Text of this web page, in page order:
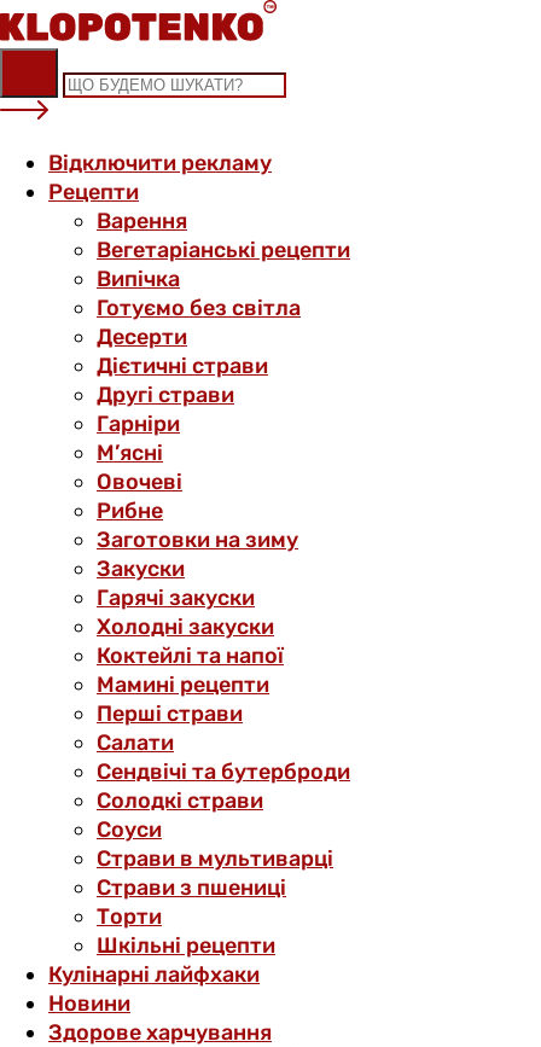
Skip
to
content
Відключити рекламу
Рецепти
Варення
Вегетаріанські рецепти
Випічка
Готуємо без світла
Десерти
Дієтичні страви
Другі страви
Гарніри
М’ясні
Овочеві
Рибне
Заготовки на зиму
Закуски
Гарячі закуски
Холодні закуски
Коктейлі та напої
Мамині рецепти
Перші страви
Салати
Сендвічі та бутерброди
Солодкі страви
Соуси
Страви в мультиварці
Страви з пшениці
Торти
Шкільні рецепти
Кулінарні лайфхаки
Новини
Здорове харчування